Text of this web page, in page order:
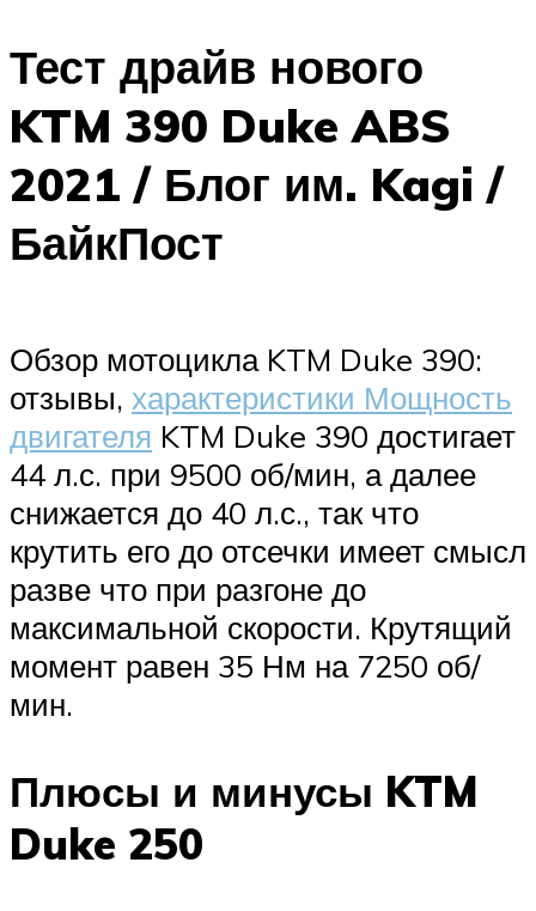
Тест драйв нового
KTM 390 Duke ABS
2021 / Блог им. Kagi /
БайкПост
Обзор мотоцикла KTM Duke 390:
отзывы, характеристики Мощность
двигателя KTM Duke 390 достигает
44 л.с. при 9500 об/мин, а далее
снижается до 40 л.с., так что
крутить его до отсечки имеет смысл
разве что при разгоне до
максимальной скорости. Крутящий
момент равен 35 Нм на 7250 об/
мин.
Плюсы и минусы KTM
Duke 250